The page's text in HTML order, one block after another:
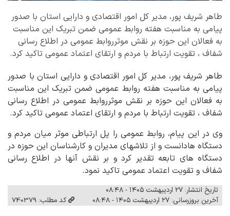
طاهر شریف پور، مدیر کل امور اقتصادی و دارایی استان با صدور
پیامی به مناسبت هفته روابط عمومی ضمن تبریک این مناسبت
به فعالان این حوزه بر نقش موثرروابط عمومی در اطلاع رسانی
شفاف ، تقویت ارتباط با مردم و ارتقای اعتماد عمومی تاکید کرد.
طاهر شریف پور، مدیر کل امور اقتصادی و دارایی استان با صدور
پیامی به مناسبت هفته روابط عمومی ضمن تبریک این مناسبت
به فعالان این حوزه بر نقش موثرروابط عمومی در اطلاع رسانی
شفاف ، تقویت ارتباط با مردم و ارتقای اعتماد عمومی تاکید کرد.
وی در این پیام، روابط عمومی را پل ارتباطی موثر میان مردم و
دستگاه هادانست و از تلاشهای مدیران و کارشناسان این حوزه در
دستگاه های تابعه تقدیر کرد و بر نقش آنها در اطلاع رسانی
شفاف و تقویت اعتماد عمومی تاکید نمود.
تاریخ انتشار: ۲۷ اردیبهشت ۱۴۰۵ - ۰۸:۴۸
آخرین بروزرسانی: ۲۷ اردیبهشت ۱۴۰۵ - ۰۸:۴۸
کد مطلب: 740379